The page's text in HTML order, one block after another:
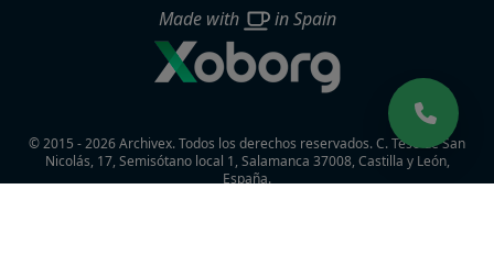
Made with in Spain
© 2015 - 2026 Archivex. Todos los derechos reservados.C. Teso de San
Nicolás, 17, Semisótano local 1, Salamanca 37008, Castilla y León,
España.